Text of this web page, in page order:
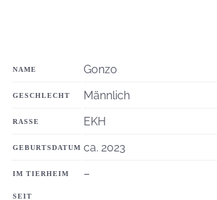
NAME Gonzo
GESCHLECHT Männlich
RASSE EKH
GEBURTSDATUM ca. 2023
IM TIERHEIM
SEIT
–